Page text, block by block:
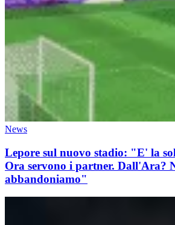
News
Lepore sul nuovo stadio: "E' la
Ora servono i partner. Dall'Ara?
abbandoniamo"